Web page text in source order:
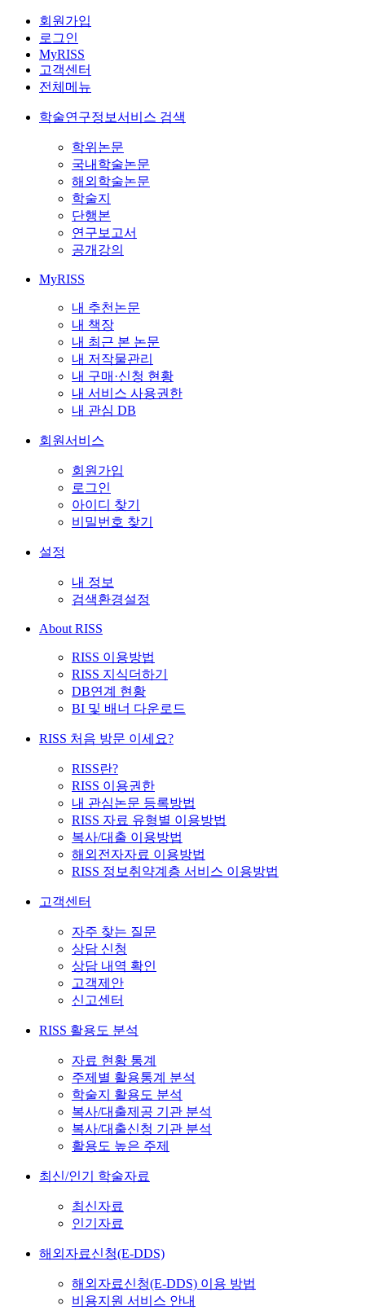
회원가입
로그인
MyRISS
고객센터
전체메뉴
학술연구정보서비스 검색
학위논문
국내학술논문
해외학술논문
학술지
단행본
연구보고서
공개강의
MyRISS
내 추천논문
내 책장
내 최근 본 논문
내 저작물관리
내 구매·신청 현황
내 서비스 사용권한
내 관심 DB
회원서비스
회원가입
로그인
아이디 찾기
비밀번호 찾기
설정
내 정보
검색환경설정
About RISS
RISS 이용방법
RISS 지식더하기
DB연계 현황
BI 및 배너 다운로드
RISS 처음 방문 이세요?
RISS란?
RISS 이용권한
내 관심논문 등록방법
RISS 자료 유형별 이용방법
복사/대출 이용방법
해외전자자료 이용방법
RISS 정보취약계층 서비스 이용방법
고객센터
자주 찾는 질문
상담 신청
상담 내역 확인
고객제안
신고센터
RISS 활용도 분석
자료 현황 통계
주제별 활용통계 분석
학술지 활용도 분석
복사/대출제공 기관 분석
복사/대출신청 기관 분석
활용도 높은 주제
최신/인기 학술자료
최신자료
인기자료
해외자료신청(E-DDS)
해외자료신청(E-DDS) 이용 방법
비용지원 서비스 안내